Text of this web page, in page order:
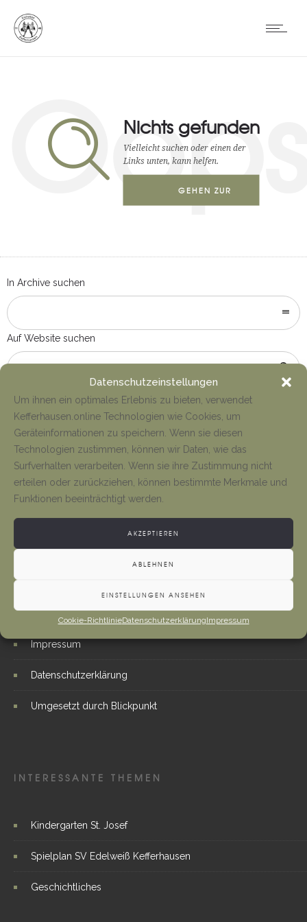
Datenschutzeinstellungen
Um ihnen ein optimales Erlebnis zu bieten, verwendet
Kefferhausen.online Technologien wie Cookies, um
Geräteinformationen zu speichern. Wenn sie diesen
Technologien zustimmen, können wir Daten, wie das
Surfverhalten verarbeiten. Wenn sie ihre Zustimmung nicht
erteilen oder zurückziehen, können bestimmte Merkmale und
Funktionen beeinträchtigt werden.
AKZEPTIEREN
ABLEHNEN
EINSTELLUNGEN ANSEHEN
Cookie-RichtlinieDatenschutzerklärungImpressum
Nichts gefunden
Vielleicht suchen oder einen der
Links unten, kann helfen.
GEHEN ZUR
In Archive suchen
Auf Website suchen
Kontakt
Impressum
Datenschutzerklärung
Umgesetzt durch Blickpunkt
INTERESSANTE THEMEN
Kindergarten St. Josef
Spielplan SV Edelweiß Kefferhausen
Geschichtliches